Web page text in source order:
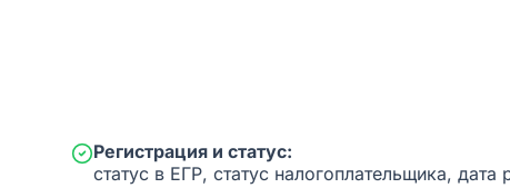
Регистрация и статус:
статус в ЕГР, статус налогоплательщика, дата